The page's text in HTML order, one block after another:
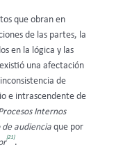
que obran en
de las partes, la
en la lógica y las
una afectación
de
e intrascendente de
Internos
de audiencia que por
[21]
.